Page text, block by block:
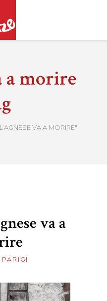
a morire
VA A MORIRE"
va a
PARIGI